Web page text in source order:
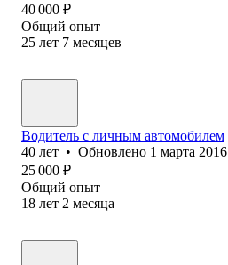
40 000 ₽
Общий опыт
25 лет 7 месяцев
Водитель с личным автомобилем
40 лет • Обновлено 1 марта 2016
25 000 ₽
Общий опыт
18 лет 2 месяца